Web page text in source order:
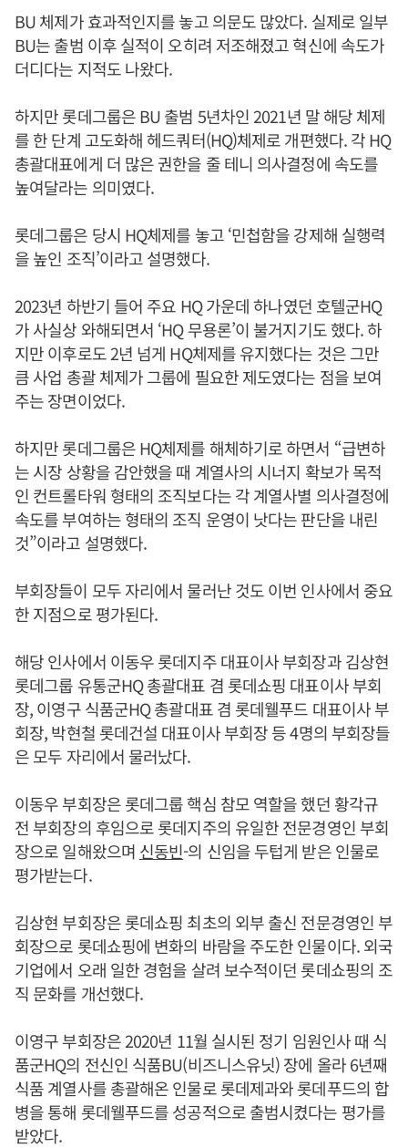
BU 체제가 효과적인지를 놓고 의문도 많았다. 실제로 일부
BU는 출범 이후 실적이 오히려 저조해졌고 혁신에 속도가
더디다는 지적도 나왔다.
하지만 롯데그룹은 BU 출범 5년차인 2021년 말 해당 체제
를 한 단계 고도화해 헤드쿼터(HQ)체제로 개편했다. 각 HQ
총괄대표에게 더 많은 권한을 줄 테니 의사결정에 속도를
높여달라는 의미였다.
롯데그룹은 당시 HQ체제를 놓고 ‘민첩함을 강제해 실행력
을 높인 조직’이라고 설명했다.
2023년 하반기 들어 주요 HQ 가운데 하나였던 호텔군HQ
가 사실상 와해되면서 ‘HQ 무용론’이 불거지기도 했다. 하
지만 이후로도 2년 넘게 HQ체제를 유지했다는 것은 그만
큼 사업 총괄 체제가 그룹에 필요한 제도였다는 점을 보여
주는 장면이었다.
하지만 롯데그룹은 HQ체제를 해체하기로 하면서 “급변하
는 시장 상황을 감안했을 때 계열사의 시너지 확보가 목적
인 컨트롤타워 형태의 조직보다는 각 계열사별 의사결정에
속도를 부여하는 형태의 조직 운영이 낫다는 판단을 내린
것”이라고 설명했다.
부회장들이 모두 자리에서 물러난 것도 이번 인사에서 중요
한 지점으로 평가된다.
해당 인사에서 이동우 롯데지주 대표이사 부회장과 김상현
롯데그룹 유통군HQ 총괄대표 겸 롯데쇼핑 대표이사 부회
장, 이영구 식품군HQ 총괄대표 겸 롯데웰푸드 대표이사 부
회장, 박현철 롯데건설 대표이사 부회장 등 4명의 부회장들
은 모두 자리에서 물러났다.
이동우 부회장은 롯데그룹 핵심 참모 역할을 했던 황각규
전 부회장의 후임으로 롯데지주의 유일한 전문경영인 부회
장으로 일해왔으며 신동빈-의 신임을 두텁게 받은 인물로
평가받는다.
김상현 부회장은 롯데쇼핑 최초의 외부 출신 전문경영인 부
회장으로 롯데쇼핑에 변화의 바람을 주도한 인물이다. 외국
기업에서 오래 일한 경험을 살려 보수적이던 롯데쇼핑의 조
직 문화를 개선했다.
이영구 부회장은 2020년 11월 실시된 정기 임원인사 때 식
품군HQ의 전신인 식품BU(비즈니스유닛) 장에 올라 6년째
식품 계열사를 총괄해온 인물로 롯데제과와 롯데푸드의 합
병을 통해 롯데웰푸드를 성공적으로 출범시켰다는 평가를
받았다.